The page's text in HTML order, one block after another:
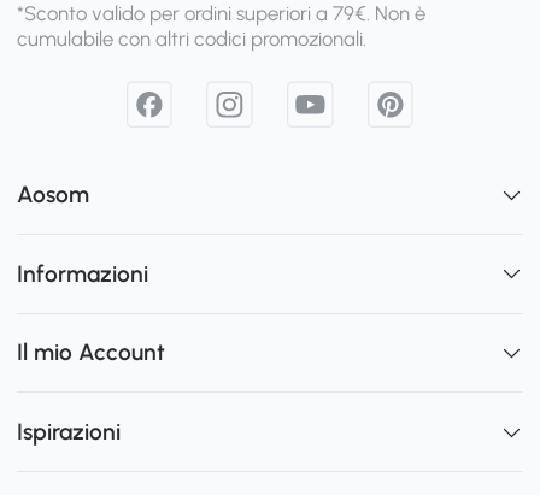
*Sconto valido per ordini superiori a 79€. Non è
cumulabile con altri codici promozionali.
Aosom
Informazioni
Il mio Account
Ispirazioni